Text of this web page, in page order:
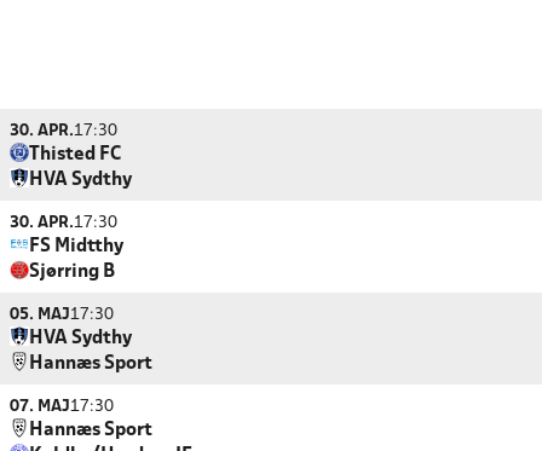
30. APR.17:30
Thisted FC
HVA Sydthy
30. APR.17:30
FS Midtthy
Sjørring B
05. MAJ17:30
HVA Sydthy
Hannæs Sport
07. MAJ17:30
Hannæs Sport